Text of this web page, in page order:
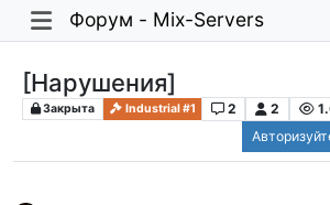
Форум - Mix-Servers
[Нарушения]
Закрыта Industrial #1 2 2